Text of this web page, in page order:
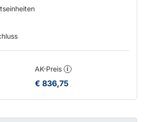
AK-Preis i
€ 836,75